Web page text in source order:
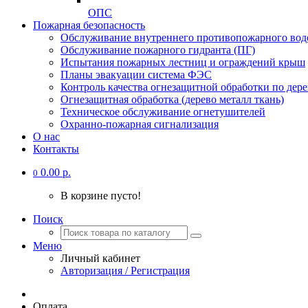
ОПС
Пожарная безопасность
Обслуживание внутреннего противопожарного
Обслуживание пожарного гидранта (ПГ)
Испытания пожарных лестниц и ограждений крыш
Планы эвакуации система ФЭС
Контроль качества огнезащитной обработки по
Огнезащитная обработка (дерево металл ткань)
Техническое обслуживание огнетушителей
Охранно-пожарная сигнализация
О нас
Контакты
0 0.00 р.
В корзине пусто!
Поиск
Меню
Личный кабинет
Авторизация / Регистрация